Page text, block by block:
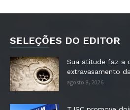
SELEÇÕES DO EDITOR
Sua atitude faz a
extravasamento
agosto 8, 2026